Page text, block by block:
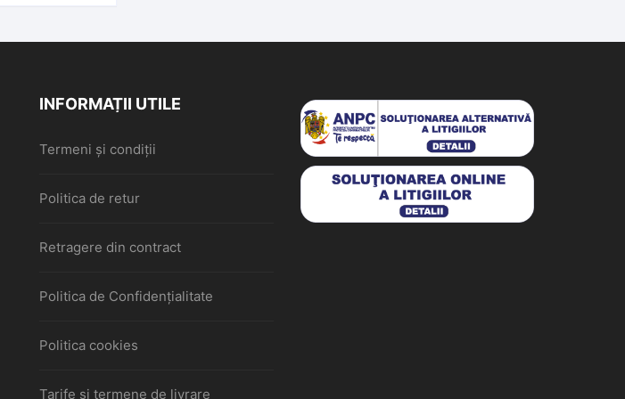
INFORMAȚII UTILE
Termeni și condiții
Politica de retur
Retragere din contract
Politica de Confidențialitate
Politica cookies
Tarife și termene de livrare